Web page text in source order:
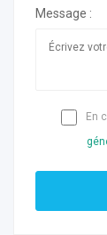
Message :
En